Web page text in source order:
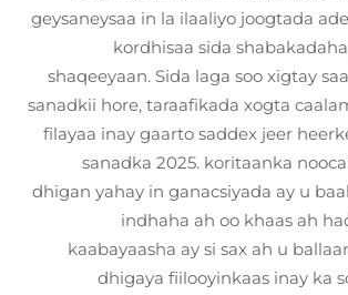
geysaneysaa in la ilaaliyo joogtada
kordhisaa sida
shaqeeyaan. Sida laga soo xigtay
sanadkii hore, taraafikada xogta
filayaa inay gaarto saddex jeer
sanadka 2025. koritaanka
dhigan yahay in ganacsiyada ay u
indhaha ah oo khaas ah
kaabayaasha ay si sax ah u
dhigaya fiilooyinkaas inay ka